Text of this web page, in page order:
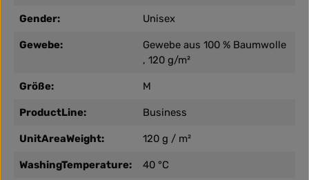
Gender: Unisex
Gewebe:
Gewebe aus 100 % Baumwolle
, 120 g/m²
Größe: M
ProductLine: Business
UnitAreaWeight: 120 g / m²
WashingTemperature: 40 °C